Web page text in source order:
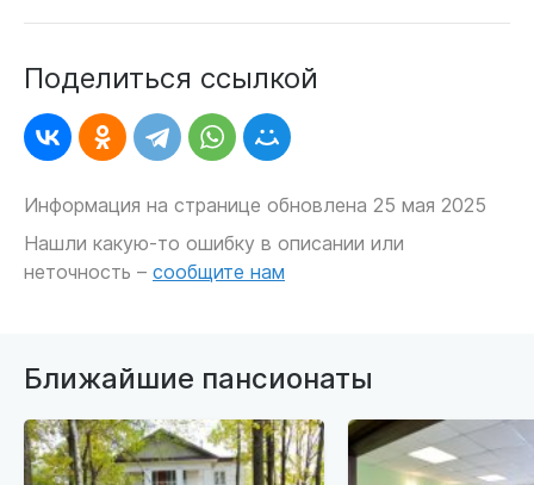
Поделиться ссылкой
Информация на странице обновлена 25 мая 2025
Нашли какую-то ошибку в описании или
неточность – сообщите нам
Ближайшие пансионаты